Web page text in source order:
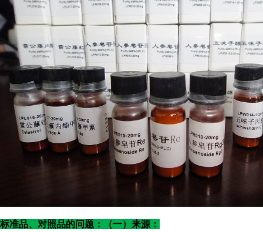
标准品、对照品的问题：（一）来源：